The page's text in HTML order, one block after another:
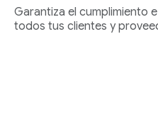
Garantiza el cumplimiento
todos tus clientes y